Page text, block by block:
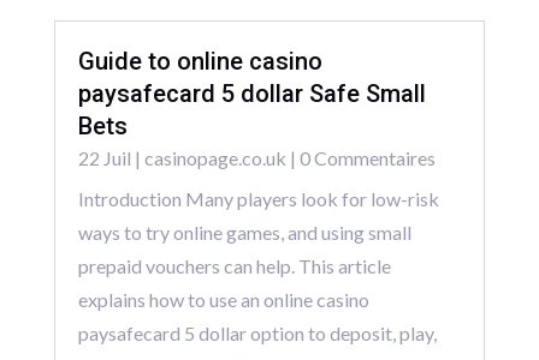
Guide to online casino
paysafecard 5 dollar Safe Small
Bets
22 Juil | casinopage.co.uk | 0 Commentaires
Introduction Many players look for low-risk
ways to try online games, and using small
prepaid vouchers can help. This article
explains how to use an online casino
paysafecard 5 dollar option to deposit, play,